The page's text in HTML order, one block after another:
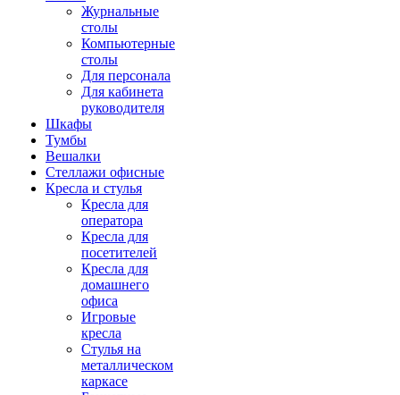
Журнальные
столы
Компьютерные
столы
Для персонала
Для кабинета
руководителя
Шкафы
Тумбы
Вешалки
Стеллажи офисные
Кресла и стулья
Кресла для
оператора
Кресла для
посетителей
Кресла для
домашнего
офиса
Игровые
кресла
Стулья на
металлическом
каркасе